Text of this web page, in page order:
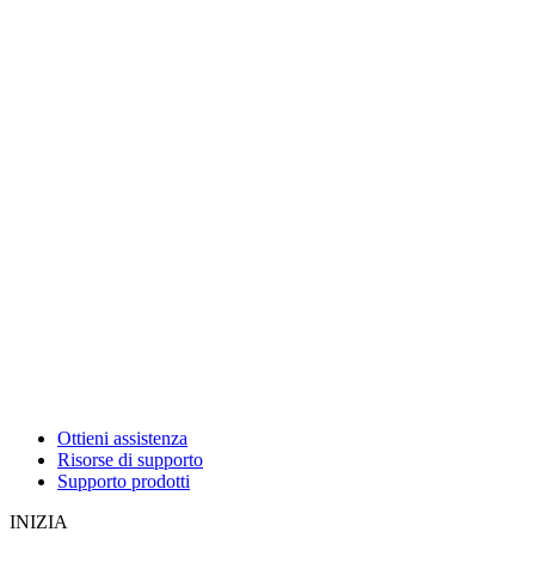
Ottieni assistenza
Risorse di supporto
Supporto prodotti
INIZIA